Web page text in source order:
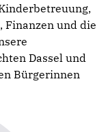
Finanzen und die
Dassel und
Bürgerinnen